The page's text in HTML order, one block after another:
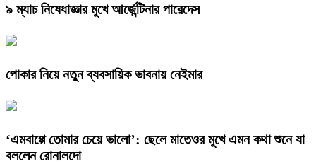
৯ ম্যাচ নিষেধাজ্ঞার মুখে আর্জেন্টিনার পারেদেস
পোকার নিয়ে নতুন ব্যবসায়িক ভাবনায় নেইমার
‘এমবাপ্পে তোমার চেয়ে ভালো’: ছেলে মাতেওর মুখে এমন কথা শুনে যা
বললেন রোনালদো